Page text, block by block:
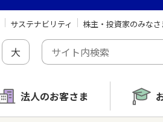
サステナビリティ 株主・投資家のみな
大
法人のお客さま